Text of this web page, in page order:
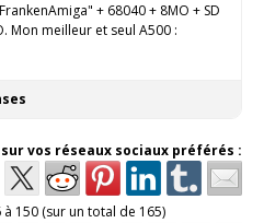
+ 68040 + 8MO + SD
Mon meilleur et seul A500 :
vos réseaux sociaux préférés :
150 (sur un total de 165)